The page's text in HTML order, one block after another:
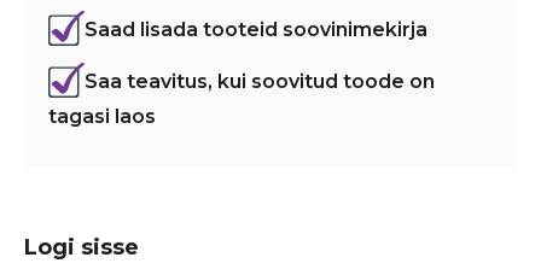
Saad lisada tooteid soovinimekirja
Saa teavitus, kui soovitud toode on
tagasi laos
Logi sisse